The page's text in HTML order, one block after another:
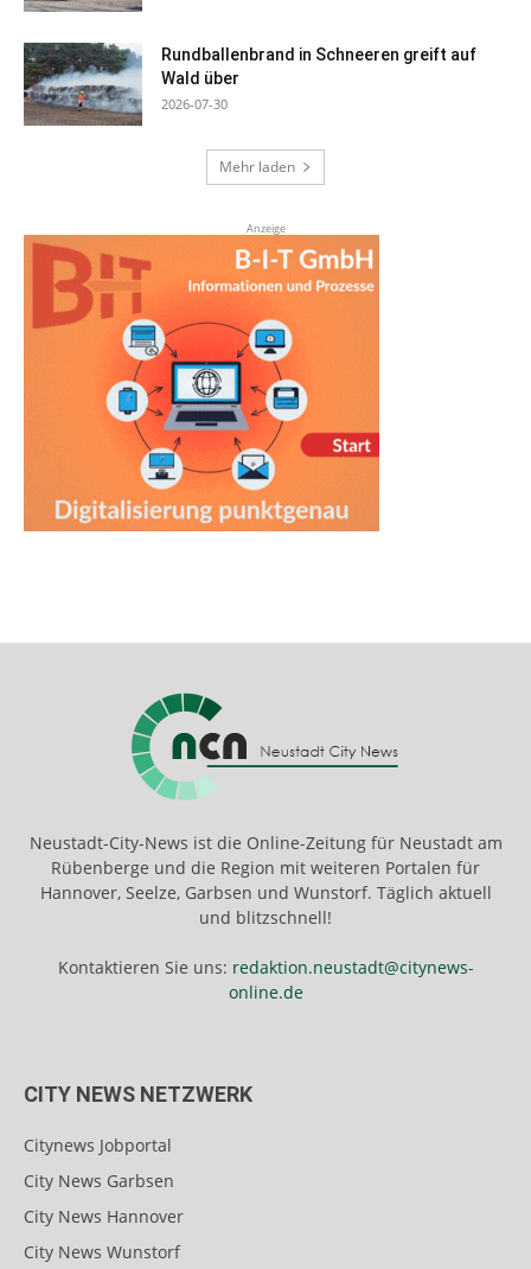
Rundballenbrand in Schneeren greift auf
Wald über
2026-07-30
Mehr laden
Anzeige
Neustadt-City-News ist die Online-Zeitung für Neustadt am
Rübenberge und die Region mit weiteren Portalen für
Hannover, Seelze, Garbsen und Wunstorf. Täglich aktuell
und blitzschnell!
Kontaktieren Sie uns: redaktion.neustadt@citynews-
online.de
CITY NEWS NETZWERK
Citynews Jobportal
City News Garbsen
City News Hannover
City News Wunstorf